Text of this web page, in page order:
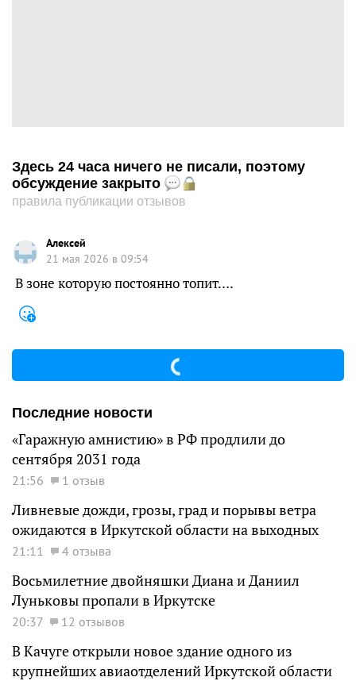
Здесь 24 часа ничего не писали, поэтому
обсуждение закрыто
правила публикации отзывов
Алексей
21 мая 2026 в 09:54
В зоне которую постоянно топит….
Последние новости
«Гаражную амнистию» в РФ продлили до
сентября 2031 года
21:56 1 отзыв
Ливневые дожди, грозы, град и порывы ветра
ожидаются в Иркутской области на выходных
21:11 4 отзыва
Восьмилетние двойняшки Диана и Даниил
Луньковы пропали в Иркутске
20:37 12 отзывов
В Качуге открыли новое здание одного из
крупнейших авиаотделений Иркутской области